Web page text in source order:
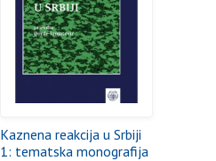
Kaznena reakcija u Srbiji
1: tematska monografija